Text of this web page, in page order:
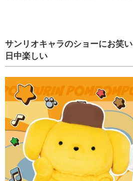
サンリオキャラのショーにお笑
日中楽しい